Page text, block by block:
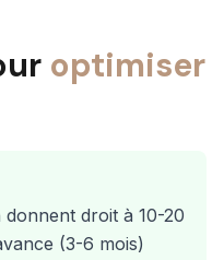
optimiser
droit à 10-20
(3-6 mois)